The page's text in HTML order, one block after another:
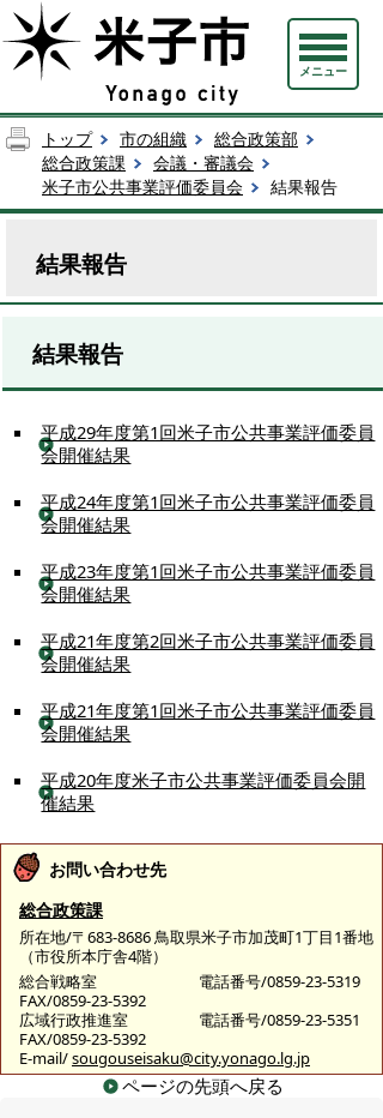
メニュー
トップ 市の組織
総合政策部
総合政策課
会議・審議会
米子市公共事業評価委員会
結果報告
結果報告
結果報告
平成29年度第1回米子市公共事業評価委員
会開催結果
平成24年度第1回米子市公共事業評価委員
会開催結果
平成23年度第1回米子市公共事業評価委員
会開催結果
平成21年度第2回米子市公共事業評価委員
会開催結果
平成21年度第1回米子市公共事業評価委員
会開催結果
平成20年度米子市公共事業評価委員会開
催結果
お問い合わせ先
総合政策課
所在地/〒683-8686 鳥取県米子市加茂町1丁目1番地
（市役所本庁舎4階）
総合戦略室
電話番号/0859-23-5319
FAX/0859-23-5392
広域行政推進室
電話番号/0859-23-5351
FAX/0859-23-5392
E-mail/sougouseisaku@city.yonago.lg.jp
ページの先頭へ戻る